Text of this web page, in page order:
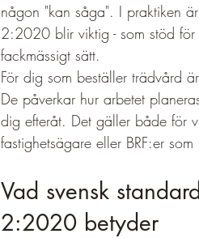
någon "kan såga". I praktiken
2:2020 blir viktig - som stöd för
fackmässigt sätt.
För dig som beställer trädvård
De påverkar hur arbetet
dig efteråt. Det gäller både för
fastighetsägare eller BRF:er
Vad svensk
2:2020 betyder